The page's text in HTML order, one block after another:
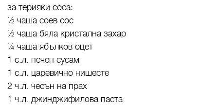
за терияки соса:
½ чаша соев сос
½ чаша бяла кристална захар
¼ чаша ябълков оцет
1 с.л. печен сусам
1 с.л. царевично нишесте
2 ч.л. чесън на прах
1 ч.л. джинджифилова паста